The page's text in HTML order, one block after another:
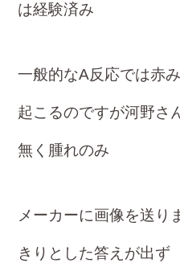
は経験済み
一般的なA反応では赤
起こるのですが河野さ
無く腫れのみ
メーカーに画像を送り
きりとした答えが出ず